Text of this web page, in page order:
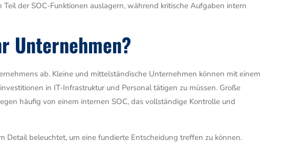
der SOC-Funktionen auslagern, während kritische Aufgaben intern
Unternehmen?
ab. Kleine und mittelständische Unternehmen können mit einem
in IT-Infrastruktur und Personal tätigen zu müssen. Große
häufig von einem internen SOC, das vollständige Kontrolle und
Detail beleuchtet, um eine fundierte Entscheidung treffen zu können.